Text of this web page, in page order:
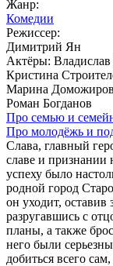
Жанр:
Ко­ме­дии
Ре­жис­сер:
Димитрий Ян
Ак­тё­ры:
Кристина
Марина
Роман Богданов
Про се­мью и
Про мо­ло­дёжь и
Слава, главный
славе и признании
успеху было
родной город
он уходит, оставив
разругавшись с
планы, а также
него были
добиться всего